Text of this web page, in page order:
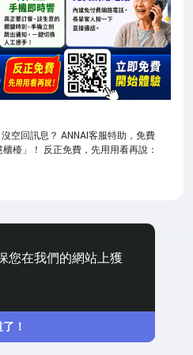
您在我們的網站上獲
！
空回訊息？ ANNAI客服特助，免費
檯」！ 反正免費，先用用看再說：
地圖